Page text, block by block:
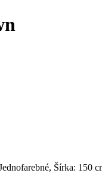
Šírka: